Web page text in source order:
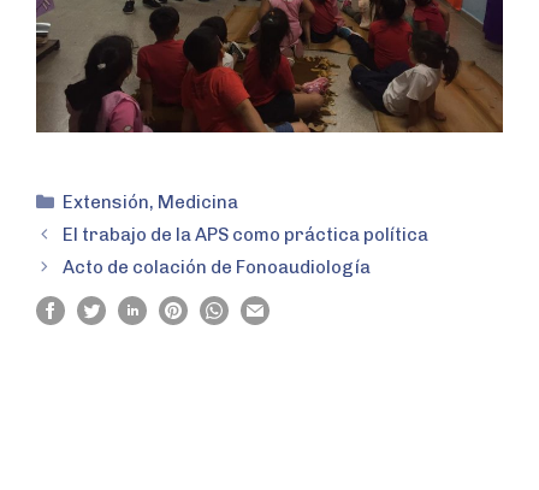
Extensión, Medicina
El trabajo de la APS como práctica política
Acto de colación de Fonoaudiología